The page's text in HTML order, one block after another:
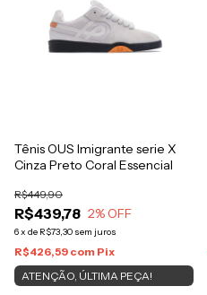
Tênis OUS Imigrante serie X
Cinza Preto Coral Essencial
R$439,78
R$449,90
2% OFF
6x de R$73,30 sem juros
R$426,59 com Pix
ATENÇÃO, ÚLTIMA PEÇA!